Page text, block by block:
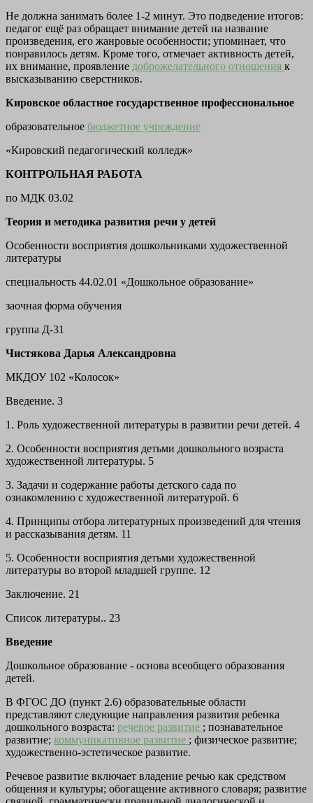
Не должна занимать более 1-2 минут. Это подведение итогов:
педагог ещё раз обращает внимание детей на название
произведения, его жанровые особенности; упоминает, что
понравилось детям. Кроме того, отмечает активность детей,
их внимание, проявление доброжелательного отношения к
высказыванию сверстников.
Кировское областное государственное профессиональное
образовательное бюджетное учреждение
«Кировский педагогический колледж»
КОНТРОЛЬНАЯ РАБОТА
по МДК 03.02
Теория и методика развития речи у детей
Особенности восприятия дошкольниками художественной
литературы
специальность 44.02.01 «Дошкольное образование»
заочная форма обучения
группа Д-31
Чистякова Дарья Александровна
МКДОУ 102 «Колосок»
Введение. 3
1. Роль художественной литературы в развитии речи детей. 4
2. Особенности восприятия детьми дошкольного возраста
художественной литературы. 5
3. Задачи и содержание работы детского сада по
ознакомлению с художественной литературой. 6
4. Принципы отбора литературных произведений для чтения
и рассказывания детям. 11
5. Особенности восприятия детьми художественной
литературы во второй младшей группе. 12
Заключение. 21
Список литературы.. 23
Введение
Дошкольное образование - основа всеобщего образования
детей.
В ФГОС ДО (пункт 2.6) образовательные области
представляют следующие направления развития ребенка
дошкольного возраста: речевое развитие ; познавательное
развитие; коммуникативное развитие ; физическое развитие;
художественно-эстетическое развитие.
Речевое развитие включает владение речью как средством
общения и культуры; обогащение активного словаря; развитие